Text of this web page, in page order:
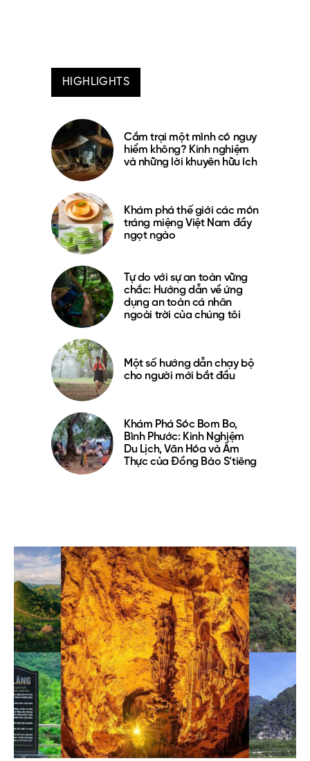
HIGHLIGHTS
Cắm trại một mình có nguy
hiểm không? Kinh nghiệm
và những lời khuyên hữu ích
Khám phá thế giới các món
tráng miệng Việt Nam đầy
ngọt ngào
Tự do với sự an toàn vững
chắc: Hướng dẫn về ứng
dụng an toàn cá nhân
ngoài trời của chúng tôi
Một số hướng dẫn chạy bộ
cho người mới bắt đầu
Khám Phá Sóc Bom Bo,
Bình Phước: Kinh Nghiệm
Du Lịch, Văn Hóa và Ẩm
Thực của Đồng Bào S’tiêng